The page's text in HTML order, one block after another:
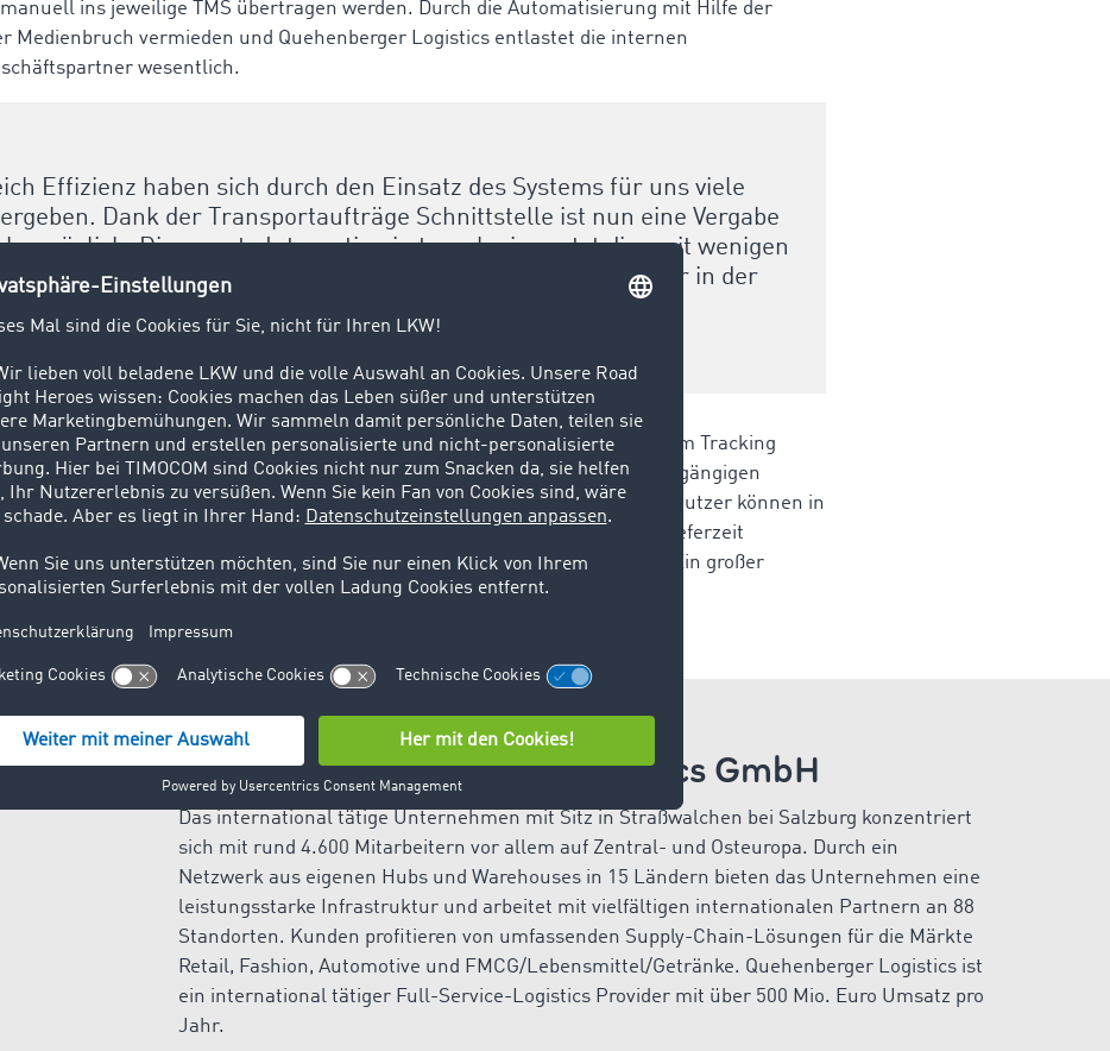
ins jeweilige TMS übertragen werden. Durch die Automatisierung mit Hilfe der
Medienbruch vermieden und Quehenberger Logistics entlastet die internen
wesentlich.
Effizienz haben sich durch den Einsatz des Systems für uns viele
Dank der Transportaufträge Schnittstelle ist nun eine Vergabe
möglich. Die smarte Integration in translogica setzt dies mit wenigen
Christian Fürstaller begeistert. „Umgekehrt profitieren wir in der
ebenso von diesem Vorteil.“
schafft ab sofort Abhilfe. Sie sendet die aktuellen GPS-Daten der zum Tracking
in Echtzeit an den Auftraggeber. Die aggregierten Informationen von 299 gängigen
den Anwendern auf ihrer gewohnten Arbeitsoberfläche angezeigt. Die Nutzer können in
die von translogica gelieferten GPS-Daten mit der vereinbarten Lieferzeit
Schritt besteht über diese Software die Möglichkeit, die ETA zu ermitteln. Ein großer
Planungssicherheit geht.
Über die Quehenberger Logistics GmbH
Das international tätige Unternehmen mit Sitz in Straßwalchen bei Salzburg konzentriert
sich mit rund 4.600 Mitarbeitern vor allem auf Zentral- und Osteuropa. Durch ein
Netzwerk aus eigenen Hubs und Warehouses in 15 Ländern bieten das Unternehmen eine
leistungsstarke Infrastruktur und arbeitet mit vielfältigen internationalen Partnern an 88
Standorten. Kunden profitieren von umfassenden Supply-Chain-Lösungen für die Märkte
Retail, Fashion, Automotive und FMCG/Lebensmittel/Getränke. Quehenberger Logistics ist
ein international tätiger Full-Service-Logistics Provider mit über 500 Mio. Euro Umsatz pro
Jahr.